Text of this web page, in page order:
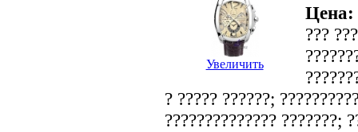
Увеличить
Цена:
???
? ????? ??????;
?????????????? ???????;